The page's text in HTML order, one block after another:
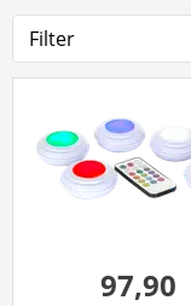
Filter
97,90